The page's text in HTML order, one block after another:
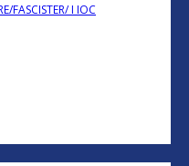
FASCISTER/ I IOC